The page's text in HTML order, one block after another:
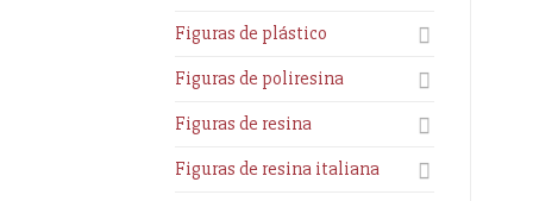
Figuras de plástico
Figuras de poliresina
Figuras de resina
Figuras de resina italiana